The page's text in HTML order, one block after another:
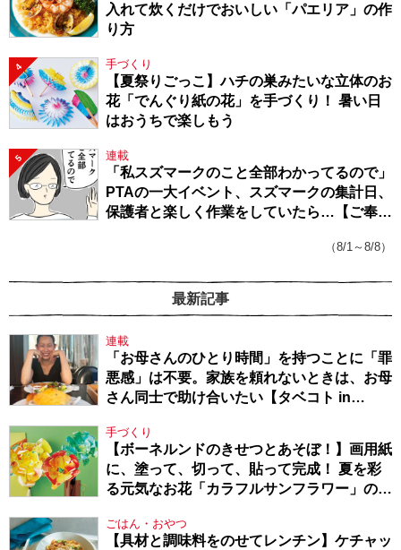
入れて炊くだけでおいしい「パエリア」の作
り方
4 手づくり
【夏祭りごっこ】ハチの巣みたいな立体のお
花「でんぐり紙の花」を手づくり！ 暑い日
はおうちで楽しもう
5 連載
「私スズマークのこと全部わかってるので」
PTAの一大イベント、スズマークの集計日、
保護者と楽しく作業をしていたら…【ご奉仕
（8/1～8/8）
最新記事
連載
「お母さんのひとり時間」を持つことに「罪
悪感」は不要。家族を頼れないときは、お母
さん同士で助け合いたい【タベコト in
手づくり
【ボーネルンドのきせつとあそぼ！】画用紙
に、塗って、切って、貼って完成！ 夏を彩
る元気なお花「カラフルサンフラワー」の作
ごはん・おやつ
【具材と調味料をのせてレンチン】ケチャッ